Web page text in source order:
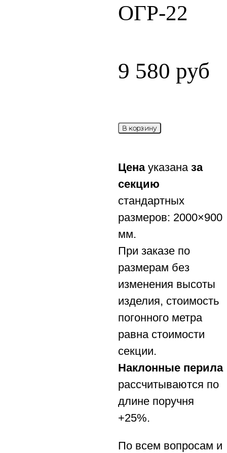
ОГР-22
9 580 руб
В корзину
Ценауказана за
секцию
стандартных
размеров: 2000×900
мм.
При заказе по
размерам без
изменения высоты
изделия, стоимость
погонного метра
равна стоимости
секции.
Наклонные перила
рассчитываются по
длине поручня
+25%.
По всем вопросам и